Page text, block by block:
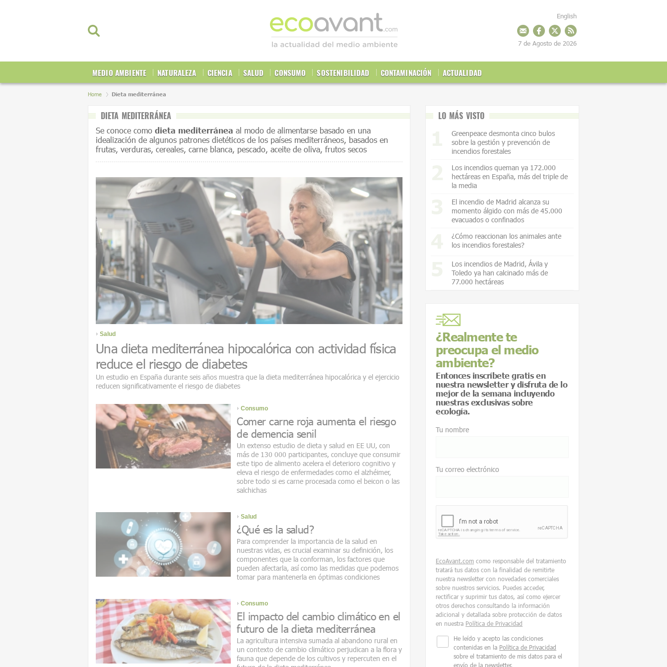
MEDIO AMBIENTE NATURALEZA CIENCIA SALUD CONSUMO SOSTENIBILIDAD CONTAMINACIÓN ACTUALIDAD
English
7 de Agosto de 2026
Home Dieta mediterránea
DIETA MEDITERRÁNEA
Se conoce como dieta mediterránea al modo de alimentarse basado en una
idealización de algunos patrones dietéticos de los países mediterráneos, basados en
frutas, verduras, cereales, carne blanca, pescado, aceite de oliva, frutos secos
Salud
Una dieta mediterránea hipocalórica con actividad física
reduce el riesgo de diabetes
Un estudio en España durante seis años muestra que la dieta mediterránea hipocalórica y el ejercicio
reducen significativamente el riesgo de diabetes
Consumo
Comer carne roja aumenta el riesgo
de demencia senil
Un extenso estudio de dieta y salud en EE UU, con
más de 130 000 participantes, concluye que consumir
este tipo de alimento acelera el deterioro cognitivo y
eleva el riesgo de enfermedades como el alzhéimer,
sobre todo si es carne procesada como el beicon o las
salchichas
Salud
¿Qué es la salud?
Para comprender la importancia de la salud en
nuestras vidas, es crucial examinar su definición, los
componentes que la conforman, los factores que
pueden afectarla, así como las medidas que podemos
tomar para mantenerla en óptimas condiciones
Consumo
El impacto del cambio climático en el
futuro de la dieta mediterránea
La agricultura intensiva sumada al abandono rural en
un contexto de cambio climático perjudican a la flora y
fauna que depende de los cultivos y repercuten en el
LO MÁS VISTO
Greenpeace desmonta cinco bulos
sobre la gestión y prevención de
incendios forestales
Los incendios queman ya 172.000
hectáreas en España, más del triple de
la media
El incendio de Madrid alcanza su
momento álgido con más de 45.000
evacuados o confinados
¿Cómo reaccionan los animales ante
los incendios forestales?
Los incendios de Madrid, Ávila y
Toledo ya han calcinado más de
77.000 hectáreas
¿Realmente te
preocupa el medio
ambiente?
Entonces inscríbete gratis en
nuestra newsletter y disfruta de lo
mejor de la semana incluyendo
nuestras exclusivas sobre
ecología.
Tu nombre
Tu correo electrónico
EcoAvant.com como responsable del tratamiento
tratará tus datos con la finalidad de remitirte
nuestra newsletter con novedades comerciales
sobre nuestros servicios. Puedes acceder,
rectificar y suprimir tus datos, así como ejercer
otros derechos consultando la información
adicional y detallada sobre protección de datos
en nuestra Política de Privacidad
He leído y acepto las condiciones
contenidas en la Política de Privacidad
sobre el tratamiento de mis datos para el
envío de la newsletter.